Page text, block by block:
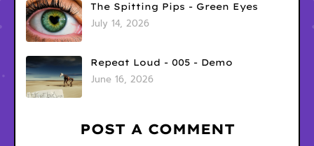
The Spitting Pips - Green Eyes
July 14, 2026
Repeat Loud - 005 - Demo
June 16, 2026
POST A COMMENT